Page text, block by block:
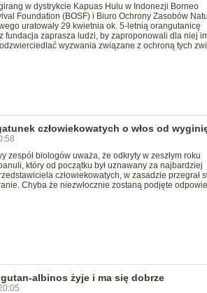
w dystrykcie Kapuas Hulu w Indonezji Borneo
Foundation (BOSF) i Biuro Ochrony Zasobów
uratowały 29 kwietnia ok. 5-letnią orangutanicę
fundacja zaprasza ludzi, by zaproponowali dla niej
wyzwania związane z ochroną tych
człowiekowatych o włos od
zespół biologów uważa, że odkryty w zeszłym roku
który od początku był uznawany za najbardziej
człowiekowatych, w zasadzie przegrał
Chyba że niezwłocznie zostaną podjęte
albinos żyje i ma się dobrze